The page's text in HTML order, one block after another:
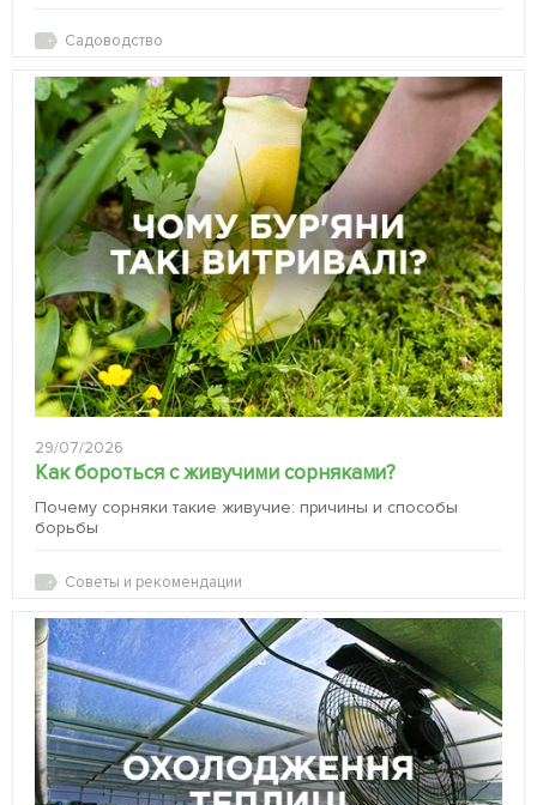
Садоводство
29/07/2026
Как бороться с живучими сорняками?
Почему сорняки такие живучие: причины и способы
борьбы
Советы и рекомендации